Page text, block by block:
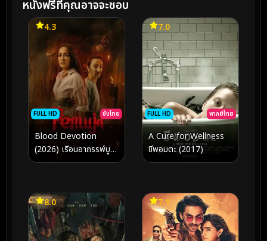
หนังฟรีที่คุณอาจจะชอบ
FULL HD ซับไทย
4.3
Blood Devotion
(2026) เรือนอาถรรพ์บูชา
เลือด
FULL HD พากย์ไทย
7.0
A Cure for Wellness
ชีพอมตะ (2017)
8.0 7.1